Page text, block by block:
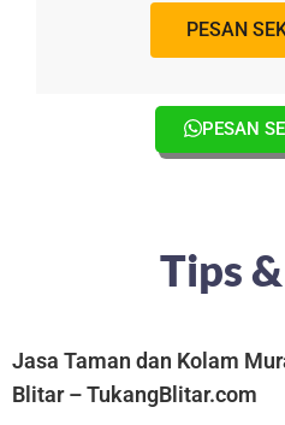
PESAN
PESAN
Tips
Jasa Taman dan Kolam
Blitar – TukangBlitar.com